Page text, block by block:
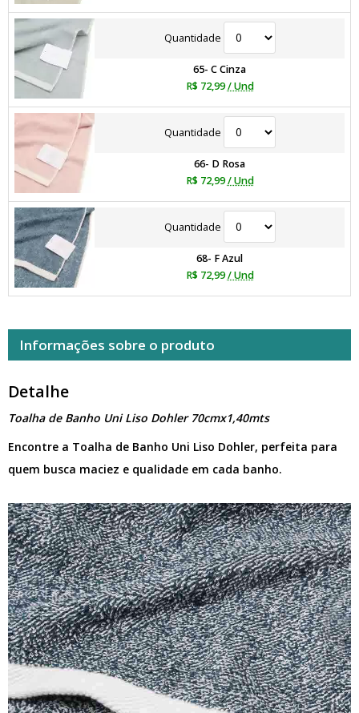
Quantidade
65- C Cinza
R$ 72,99 / Und
Quantidade
66- D Rosa
R$ 72,99 / Und
Quantidade
68- F Azul
R$ 72,99 / Und
Informações sobre o produto
Detalhe
Toalha de Banho Uni Liso Dohler 70cmx1,40mts
Encontre a Toalha de Banho Uni Liso Dohler, perfeita para
quem busca maciez e qualidade em cada banho.